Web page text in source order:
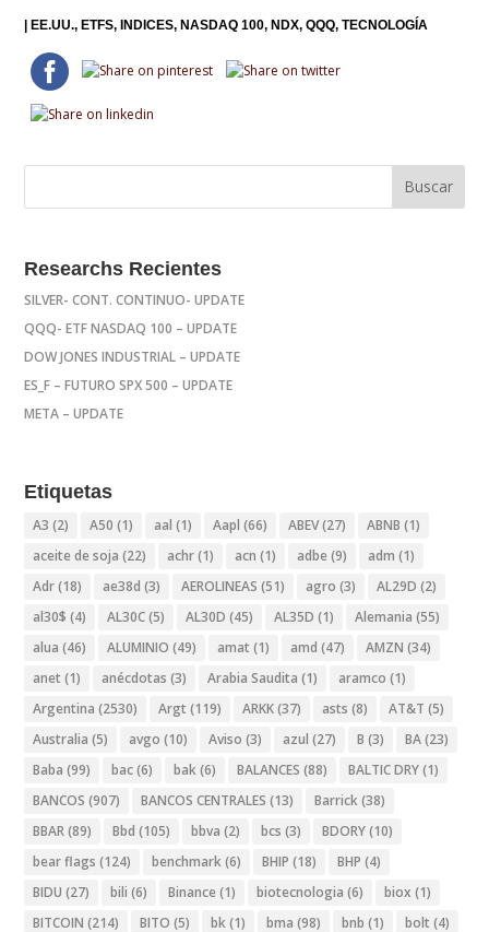
|EE.UU. ETFS INDICES NASDAQ 100 NDX QQQ TECNOLOGÍA
Researchs Recientes
SILVER- CONT. CONTINUO- UPDATE
QQQ- ETF NASDAQ 100 – UPDATE
DOW JONES INDUSTRIAL – UPDATE
ES_F – FUTURO SPX 500 – UPDATE
META – UPDATE
Etiquetas
A3 (2) A50 (1) aal (1) Aapl (66) ABEV(27) ABNB (1)
aceite de soja (22) achr(1) acn (1) adbe (9) adm (1)
Adr(18) ae38d (3) AEROLINEAS (51) agro (3) AL29D (2)
al30$ (4) AL30C(5) AL30D (45) AL35D (1) Alemania (55)
alua (46) ALUMINIO (49) amat (1) amd (47) AMZN (34)
anet (1) anécdotas (3) Arabia Saudita (1) aramco (1)
Argentina (2530) Argt (119) ARKK(37) asts (8) AT&T (5)
Australia (5) avgo (10) Aviso (3) azul (27) B (3) BA(23)
Baba (99) bac(6) bak(6) BALANCES (88) BALTIC DRY(1)
BANCOS (907) BANCOS CENTRALES (13) Barrick(38)
BBAR(89) Bbd (105) bbva (2) bcs (3) BDORY(10)
bear flags (124) benchmark(6) BHIP (18) BHP (4)
BIDU (27) bili (6) Binance (1) biotecnologia (6) biox (1)
BITCOIN (214) BITO (5) bk(1) bma (98) bnb (1) bolt (4)